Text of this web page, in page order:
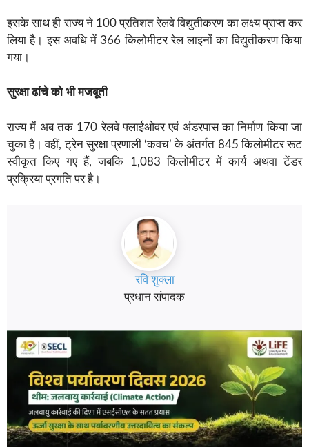
इसके साथ ही राज्य ने 100 प्रतिशत रेलवे विद्युतीकरण का लक्ष्य प्राप्त कर
लिया है। इस अवधि में 366 किलोमीटर रेल लाइनों का विद्युतीकरण किया
गया।
सुरक्षा ढांचे को भी मजबूती
राज्य में अब तक 170 रेलवे फ्लाईओवर एवं अंडरपास का निर्माण किया जा
चुका है। वहीं, ट्रेन सुरक्षा प्रणाली ‘कवच’ के अंतर्गत 845 किलोमीटर रूट
स्वीकृत किए गए हैं, जबकि 1,083 किलोमीटर में कार्य अथवा टेंडर
प्रक्रिया प्रगति पर है।
रवि शुक्ला
प्रधान संपादक